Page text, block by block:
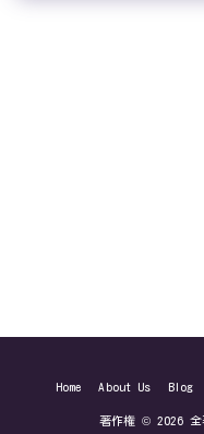
Home About Us Blog
著作権 © 2026 全